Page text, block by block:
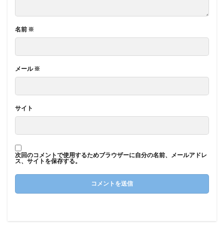
名前 ※
メール※
サイト
次回のコメントで使用するためブラウザーに自分の名前、メールアドレ
ス、サイトを保存する。